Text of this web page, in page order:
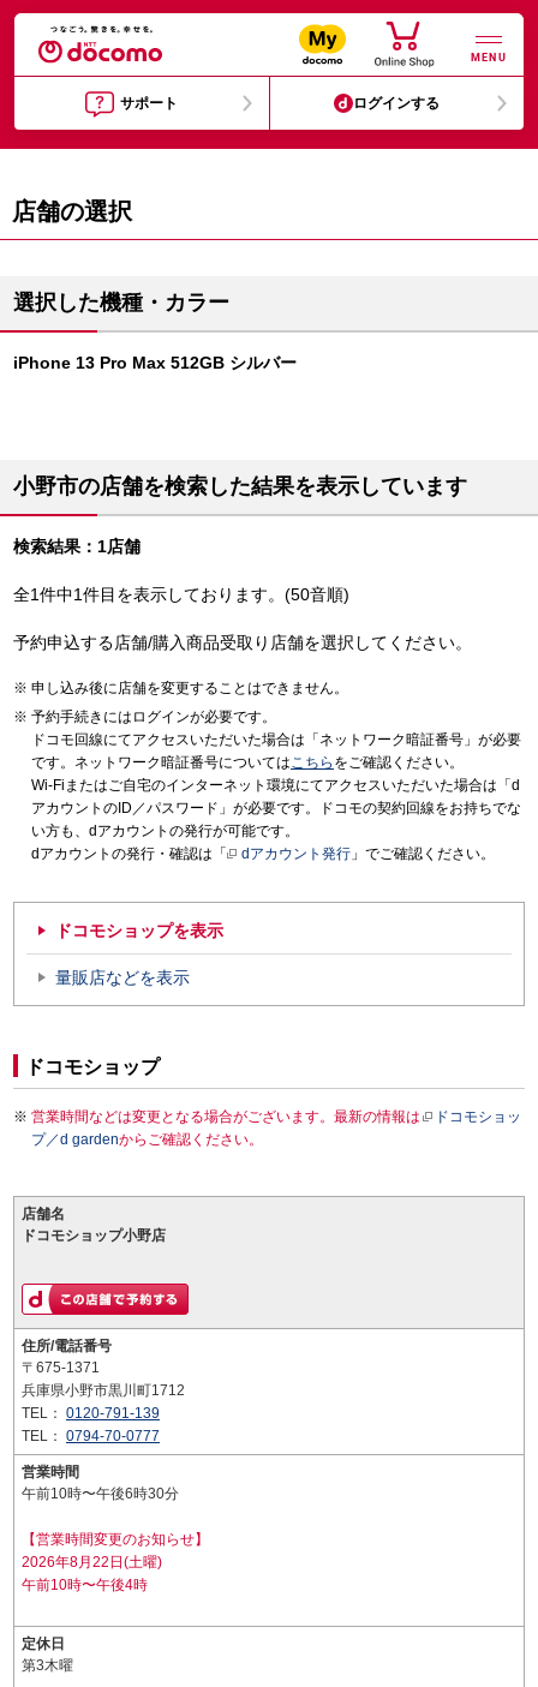
MENU
サポート ログインする
店舗の選択
選択した機種・カラー
iPhone 13 Pro Max 512GB シルバー
小野市の店舗を検索した結果を表示しています
検索結果：1店舗
全1件中1件目を表示しております。(50音順)
予約申込する店舗/購入商品受取り店舗を選択してください。
申し込み後に店舗を変更することはできません。
予約手続きにはログインが必要です。
ドコモ回線にてアクセスいただいた場合は「ネットワーク暗証番号」が必要
です。ネットワーク暗証番号についてはこちら をご確認ください。
Wi-Fiまたはご自宅のインターネット環境にてアクセスいただいた場合は「d
アカウントのID／パスワード」が必要です。ドコモの契約回線をお持ちでな
い方も、dアカウントの発行が可能です。
dアカウントの発行・確認は「
dアカウント発行 」でご確認ください。
ドコモショップを表示
量販店などを表示
ドコモショップ
営業時間などは変更となる場合がございます。最新の情報は
ドコモショッ
プ／d gardenからご確認ください。
店舗名
ドコモショップ小野店
住所/電話番号
〒675-1371
兵庫県小野市黒川町1712
TEL： 0120-791-139
TEL： 0794-70-0777
営業時間
午前10時〜午後6時30分
【営業時間変更のお知らせ】
2026年8月22日(土曜)
午前10時〜午後4時
定休日
第3木曜